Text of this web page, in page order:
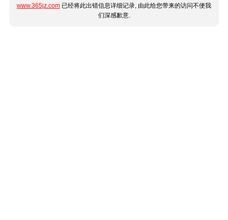
www.365jz.com 已经将此出错信息详细记录, 由此给您带来的访问不便我
们深感歉意.